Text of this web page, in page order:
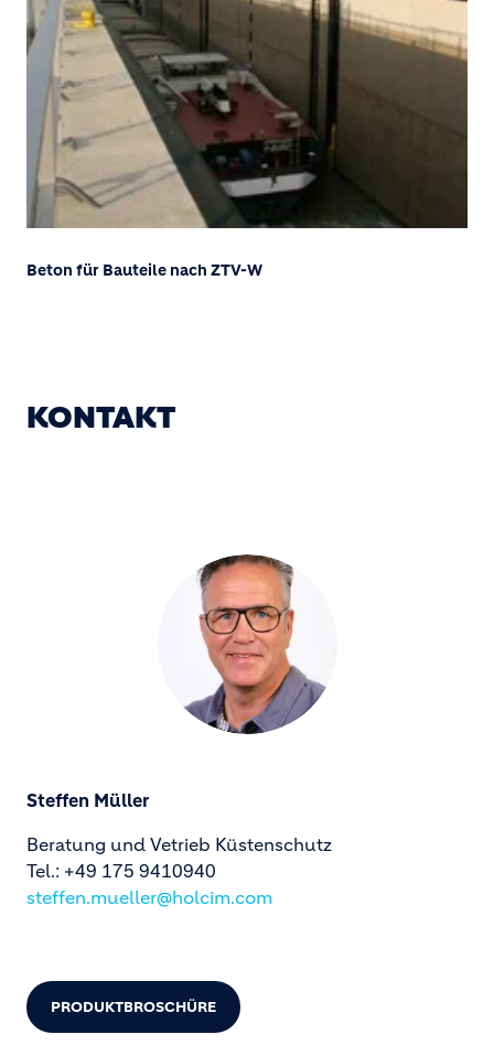
Beton für Bauteile nach ZTV-W
KONTAKT
Steffen Müller
Beratung und Vetrieb Küstenschutz
Tel.: +49 175 9410940
steffen.mueller@holcim.com
PRODUKTBROSCHÜRE